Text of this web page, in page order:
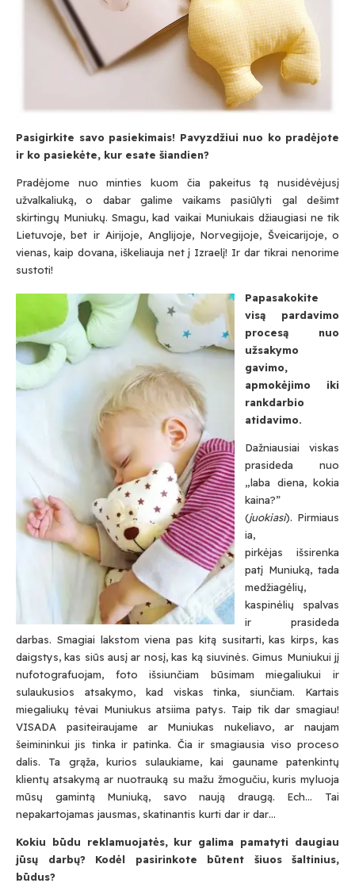
Pasigirkite savo pasiekimais! Pavyzdžiui nuo ko pradėjote
ir ko pasiekėte, kur esate šiandien?
Pradėjome nuo minties kuom čia pakeitus tą nusidėvėjusį
užvalkaliuką, o dabar galime vaikams pasiūlyti gal dešimt
skirtingų Muniukų. Smagu, kad vaikai Muniukais džiaugiasi ne tik
Lietuvoje, bet ir Airijoje, Anglijoje, Norvegijoje, Šveicarijoje, o
vienas, kaip dovana, iškeliauja net į Izraelį! Ir dar tikrai nenorime
sustoti!
Papasakokite
visą pardavimo
procesą nuo
užsakymo
gavimo,
apmokėjimo iki
rankdarbio
atidavimo.
Dažniausiai viskas
prasideda nuo
„laba diena, kokia
kaina?”
(juokiasi). Pirmiaus
ia,
pirkėjas išsirenka
patį Muniuką, tada
medžiagėlių,
kaspinėlių spalvas
ir prasideda
darbas. Smagiai lakstom viena pas kitą susitarti, kas kirps, kas
daigstys, kas siūs ausį ar nosį, kas ką siuvinės. Gimus Muniukui jį
nufotografuojam, foto išsiunčiam būsimam miegaliukui ir
sulaukusios atsakymo, kad viskas tinka, siunčiam. Kartais
miegaliukų tėvai Muniukus atsiima patys. Taip tik dar smagiau!
VISADA pasiteiraujame ar Muniukas nukeliavo, ar naujam
šeimininkui jis tinka ir patinka. Čia ir smagiausia viso proceso
dalis. Ta grąža, kurios sulaukiame, kai gauname patenkintų
klientų atsakymą ar nuotrauką su mažu žmogučiu, kuris myluoja
mūsų gamintą Muniuką, savo naują draugą. Ech… Tai
nepakartojamas jausmas, skatinantis kurti dar ir dar…
Kokiu būdu reklamuojatės, kur galima pamatyti daugiau
jūsų darbų? Kodėl pasirinkote būtent šiuos šaltinius,
būdus?